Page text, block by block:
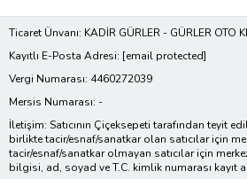
Ticaret Ünvanı: KADİR GÜRLER - GÜRLER OTO
Kayıtlı E-Posta Adresi: [email protected]
Vergi Numarası: 4460272039
Mersis Numarası: -
İletişim: Satıcının Çiçeksepeti tarafından teyit
birlikte tacir/esnaf/sanatkar olan satıcılar için
tacir/esnaf/sanatkar olmayan satıcılar için
bilgisi, ad, soyad ve T.C. kimlik numarası kayıt